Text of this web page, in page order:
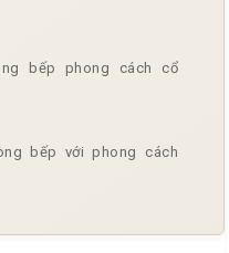
bếp phong cách cổ
bếp với phong cách